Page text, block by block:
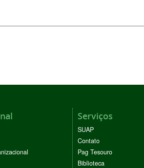
Serviços
SUAP
Contato
Pag Tesouro
Biblioteca